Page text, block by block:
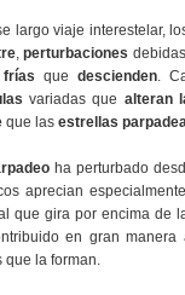
largo viaje interestelar,
,perturbaciones
fríasquedescienden.
variadas que alteran
que las estrellas
ha perturbado
aprecian
que gira por encima de
en gran
que la forman.